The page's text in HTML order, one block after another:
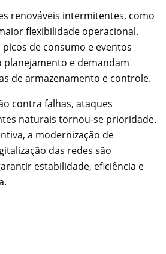
renováveis intermitentes, como
flexibilidade operacional.
de consumo e eventos
planejamento e demandam
de armazenamento e controle.
contra falhas, ataques
naturais tornou-se prioridade.
a modernização de
das redes são
estabilidade, eficiência e